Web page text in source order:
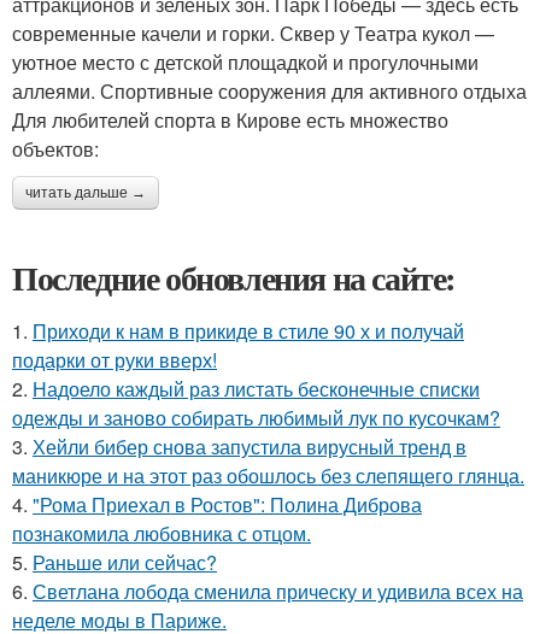
современные качели и горки. Сквер у Театра кукол —
уютное место с детской площадкой и прогулочными
аллеями. Спортивные сооружения для активного отдыха
Для любителей спорта в Кирове есть множество
объектов:
читать дальше →
Последние обновления на сайте:
1. Приходи к нам в прикиде в стиле 90 х и получай
подарки от руки вверх!
2. Надоело каждый раз листать бесконечные списки
одежды и заново собирать любимый лук по кусочкам?
3. Хейли бибер снова запустила вирусный тренд в
маникюре и на этот раз обошлось без слепящего глянца.
4. "Рома Приехал в Ростов": Полина Диброва
познакомила любовника с отцом.
5. Раньше или сейчас?
6. Светлана лобода сменила прическу и удивила всех на
неделе моды в Париже.